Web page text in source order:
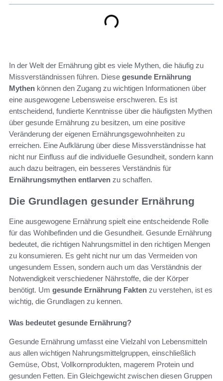
In der Welt der Ernährung gibt es viele Mythen, die häufig zu
Missverständnissen führen. Diese gesunde Ernährung
Mythen können den Zugang zu wichtigen Informationen über
eine ausgewogene Lebensweise erschweren. Es ist
entscheidend, fundierte Kenntnisse über die häufigsten Mythen
über gesunde Ernährung zu besitzen, um eine positive
Veränderung der eigenen Ernährungsgewohnheiten zu
erreichen. Eine Aufklärung über diese Missverständnisse hat
nicht nur Einfluss auf die individuelle Gesundheit, sondern kann
auch dazu beitragen, ein besseres Verständnis für
Ernährungsmythen entlarven zu schaffen.
Die Grundlagen gesunder Ernährung
Eine ausgewogene Ernährung spielt eine entscheidende Rolle
für das Wohlbefinden und die Gesundheit. Gesunde Ernährung
bedeutet, die richtigen Nahrungsmittel in den richtigen Mengen
zu konsumieren. Es geht nicht nur um das Vermeiden von
ungesundem Essen, sondern auch um das Verständnis der
Notwendigkeit verschiedener Nährstoffe, die der Körper
benötigt. Um gesunde Ernährung Fakten zu verstehen, ist es
wichtig, die Grundlagen zu kennen.
Was bedeutet gesunde Ernährung?
Gesunde Ernährung umfasst eine Vielzahl von Lebensmitteln
aus allen wichtigen Nahrungsmittelgruppen, einschließlich
Gemüse, Obst, Vollkornprodukten, magerem Protein und
gesunden Fetten. Ein Gleichgewicht zwischen diesen Gruppen